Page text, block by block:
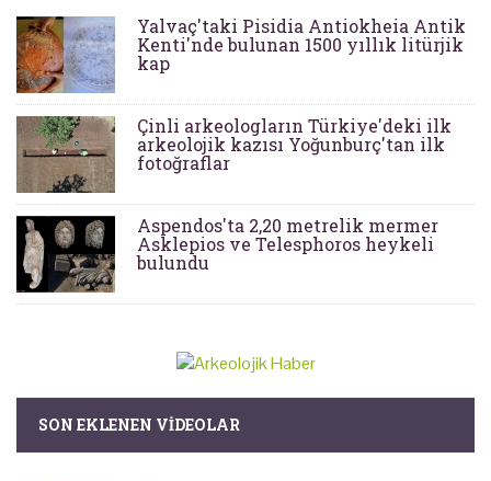
Yalvaç'taki Pisidia Antiokheia Antik
Kenti'nde bulunan 1500 yıllık litürjik
kap
Çinli arkeologların Türkiye'deki ilk
arkeolojik kazısı Yoğunburç'tan ilk
fotoğraflar
Aspendos'ta 2,20 metrelik mermer
Asklepios ve Telesphoros heykeli
bulundu
SON EKLENEN VIDEOLAR